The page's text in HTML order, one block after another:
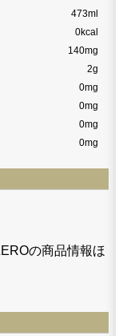
473ml
0kcal
140mg
2g
0mg
0mg
0mg
0mg
の商品情報ほ